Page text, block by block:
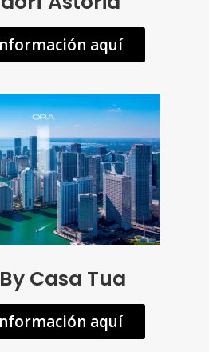
aquí
Casa Tua
aquí